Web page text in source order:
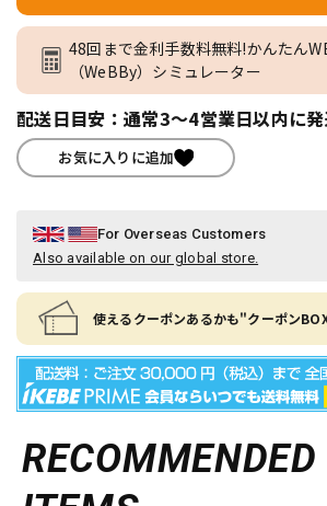
48回まで金利手数料無料!かんたん
（WeBBy）シミュレーター
配送日目安：通常3～4営業日以内に
お気に入りに追加
For Overseas Customers
Also available on our global store.
使えるクーポンあるかも"クーポン
RECOMMENDED